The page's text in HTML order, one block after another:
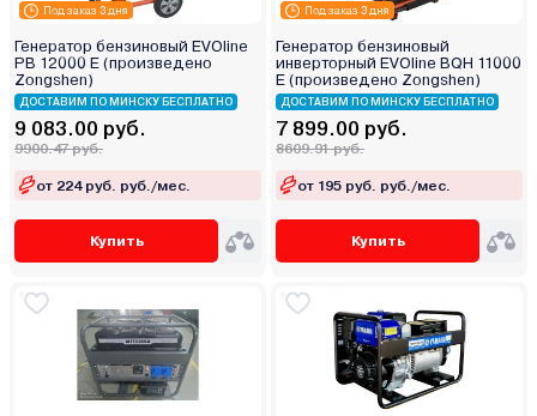
Под заказ 3 дня
Генератор бензиновый EVOline
PB 12000 E (произведено
Zongshen)
ДОСТАВИМ ПО МИНСКУ БЕСПЛАТНО
9 083.00 руб.
9900.47 руб.
от 224 руб. руб./мес.
Купить
Под заказ 3 дня
Генератор бензиновый
инверторный EVOline BQH 11000
E (произведено Zongshen)
ДОСТАВИМ ПО МИНСКУ БЕСПЛАТНО
7 899.00 руб.
8609.91 руб.
от 195 руб. руб./мес.
Купить